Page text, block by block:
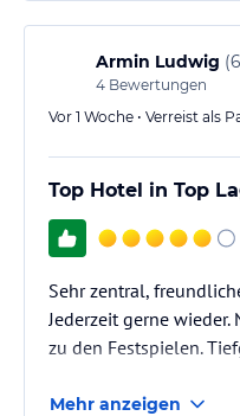
Armin Ludwig (
4 Bewertungen
Vor 1 Woche • Verreist als
Top Hotel in Top
Sehr zentral,
Jederzeit gerne
zu den Festspielen.
Mehr anzeigen